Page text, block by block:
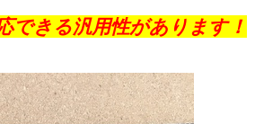
できる汎用性があります！